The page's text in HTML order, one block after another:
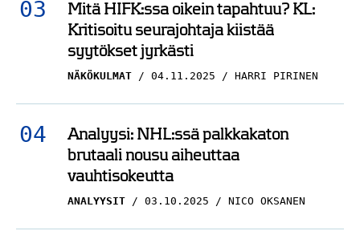
Mitä HIFK:ssa oikein tapahtuu? KL:
Kritisoitu seurajohtaja kiistää
syytökset jyrkästi
NÄKÖKULMAT 04.11.2025 HARRI PIRINEN
Analyysi: NHL:ssä palkkakaton
brutaali nousu aiheuttaa
vauhtisokeutta
ANALYYSIT 03.10.2025 NICO OKSANEN